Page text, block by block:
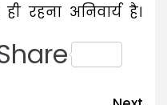
रहना अनिवार्य है।